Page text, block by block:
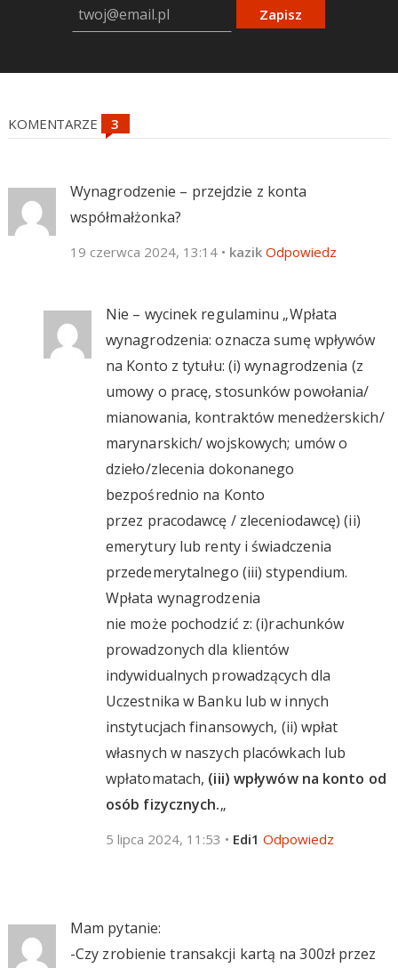
Zapisz
KOMENTARZE
Wynagrodzenie – przejdzie z konta
współmałżonka?
19 czerwca 2024, 13:14 • kazik Odpowiedz
Nie – wycinek regulaminu „Wpłata
wynagrodzenia: oznacza sumę wpływów
na Konto z tytułu: (i) wynagrodzenia (z
umowy o pracę, stosunków powołania/
mianowania, kontraktów menedżerskich/
marynarskich/ wojskowych; umów o
dzieło/zlecenia dokonanego
bezpośrednio na Konto
przez pracodawcę / zleceniodawcę) (ii)
emerytury lub renty i świadczenia
przedemerytalnego (iii) stypendium.
Wpłata wynagrodzenia
nie może pochodzić z: (i)rachunków
prowadzonych dla klientów
indywidualnych prowadzących dla
Uczestnika w Banku lub w innych
instytucjach finansowych, (ii) wpłat
własnych w naszych placówkach lub
wpłatomatach, (iii) wpływów na konto od
osób fizycznych.„
5 lipca 2024, 11:53 • Edi1 Odpowiedz
Mam pytanie:
-Czy zrobienie transakcji kartą na 300zł przez